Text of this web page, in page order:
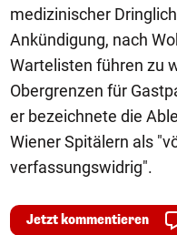
medizinischer
Ankündigung, nach
Wartelisten führen zu
Obergrenzen für
er bezeichnete die
Wiener Spitälern als
verfassungswidrig".
Jetzt kommentieren